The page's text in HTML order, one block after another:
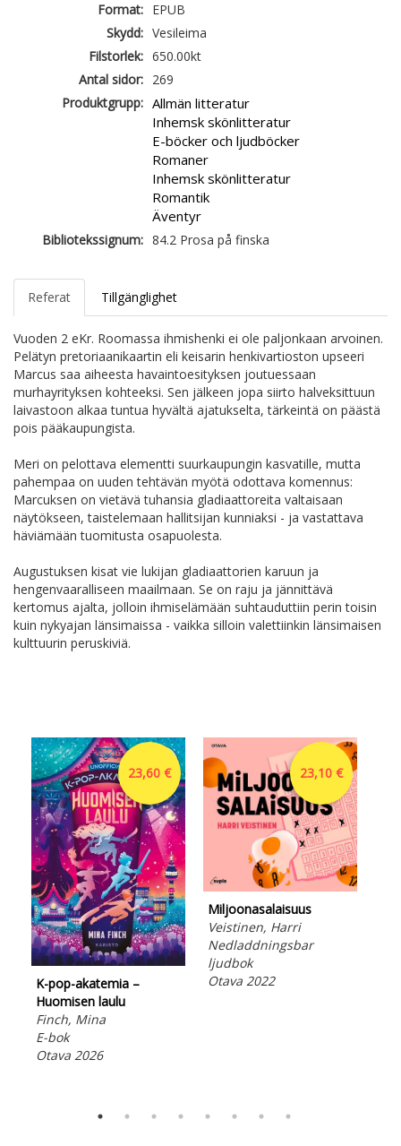
Format: EPUB
Skydd: Vesileima
Filstorlek: 650.00kt
Antal sidor: 269
Produktgrupp: Allmän litteratur
Inhemsk skönlitteratur
E-böcker och ljudböcker
Romaner
Inhemsk skönlitteratur
Romantik
Äventyr
Bibliotekssignum: 84.2 Prosa på finska
Referat Tillgänglighet
Vuoden 2 eKr. Roomassa ihmishenki ei ole paljonkaan arvoinen.
Pelätyn pretoriaanikaartin eli keisarin henkivartioston upseeri
Marcus saa aiheesta havaintoesityksen joutuessaan
murhayrityksen kohteeksi. Sen jälkeen jopa siirto halveksittuun
laivastoon alkaa tuntua hyvältä ajatukselta, tärkeintä on päästä
pois pääkaupungista.
Meri on pelottava elementti suurkaupungin kasvatille, mutta
pahempaa on uuden tehtävän myötä odottava komennus:
Marcuksen on vietävä tuhansia gladiaattoreita valtaisaan
näytökseen, taistelemaan hallitsijan kunniaksi - ja vastattava
häviämään tuomitusta osapuolesta.
Augustuksen kisat vie lukijan gladiaattorien karuun ja
hengenvaaralliseen maailmaan. Se on raju ja jännittävä
kertomus ajalta, jolloin ihmiselämään suhtauduttiin perin toisin
kuin nykyajan länsimaissa - vaikka silloin valettiinkin länsimaisen
kulttuurin peruskiviä.
23,60 €
K-pop-akatemia –
Huomisen laulu
Finch, Mina
E-bok
Otava 2026
23,10 €
Miljoonasalaisuus
Veistinen, Harri
Nedladdningsbar
ljudbok
Otava 2022